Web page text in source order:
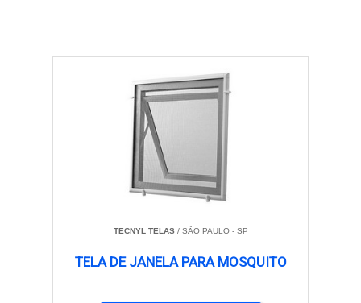
TECNYL TELAS/ SÃO PAULO - SP
TELA DE JANELA PARA MOSQUITO